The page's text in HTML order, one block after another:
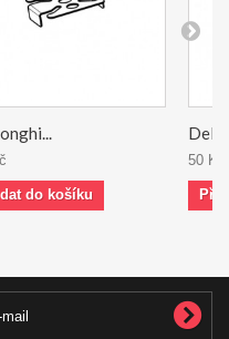
do košíku
50 Kč